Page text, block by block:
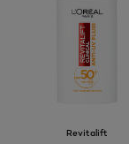
Revitalift